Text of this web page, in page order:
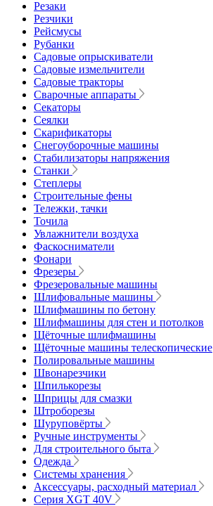
Резаки
Резчики
Рейсмусы
Рубанки
Садовые опрыскиватели
Садовые измельчители
Садовые тракторы
Сварочные аппараты
Секаторы
Сеялки
Скарификаторы
Снегоуборочные машины
Стабилизаторы напряжения
Станки
Степлеры
Строительные фены
Тележки, тачки
Точила
Увлажнители воздуха
Фаскосниматели
Фонари
Фрезеры
Фрезеровальные машины
Шлифовальные машины
Шлифмашины по бетону
Шлифмашины для стен и потолков
Щёточные шлифмашины
Щёточные машины телескопические
Полировальные машины
Швонарезчики
Шпилькорезы
Шприцы для смазки
Штроборезы
Шуруповёрты
Ручные инструменты
Для строительного быта
Одежда
Системы хранения
Аксессуары, расходный материал
Серия XGT 40V